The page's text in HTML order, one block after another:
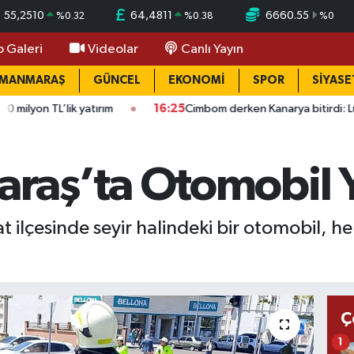
55,2510 %0.32 64,4811 %0.38 6660.55 %0
Galeri Videolar Canlı Yayın
GÜNCEL EKONOMİ SPOR
yatırım 16:25Cimbom derken Kanarya bitirdi: Lukaku
Otomobil
ilçesinde seyir halindeki bir otomobil,
1